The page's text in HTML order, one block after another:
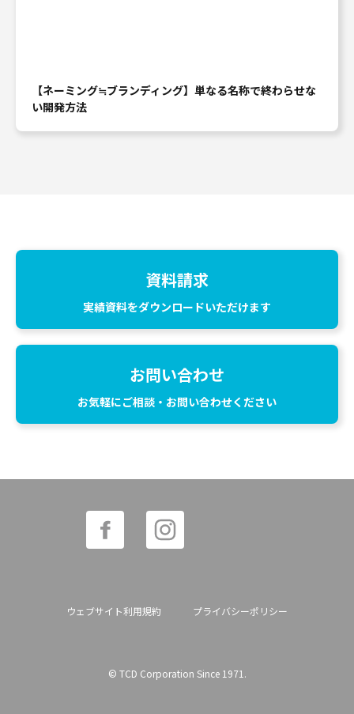
【ネーミング≒ブランディング】単なる名称で終わらせな
い開発方法
資料請求
実績資料をダウンロードいただけます
お問い合わせ
お気軽にご相談・お問い合わせください
ウェブサイト利用規約 プライバシーポリシー
© TCD Corporation Since 1971.